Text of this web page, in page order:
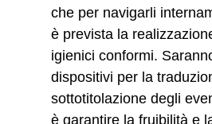
che per navigarli
è prevista la
igienici conformi.
dispositivi per la
sottotitolazione degli
è garantire la fruibilità e